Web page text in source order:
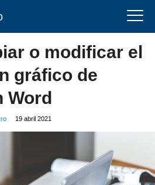
o modificar el
gráfico de
Word
19 abril 2021